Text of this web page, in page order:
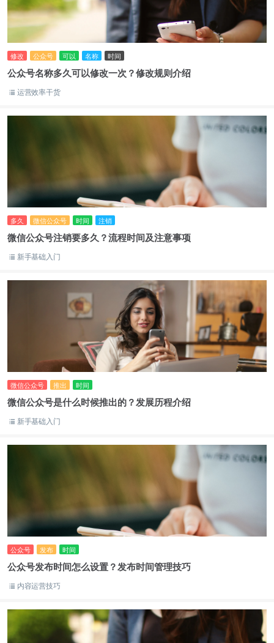
修改 公众号 可以 名称 时间
公众号名称多久可以修改一次？修改规则介绍
运营效率干货
多久 微信公众号 时间 注销
微信公众号注销要多久？流程时间及注意事项
新手基础入门
微信公众号 推出 时间
微信公众号是什么时候推出的？发展历程介绍
新手基础入门
公众号 发布 时间
公众号发布时间怎么设置？发布时间管理技巧
内容运营技巧